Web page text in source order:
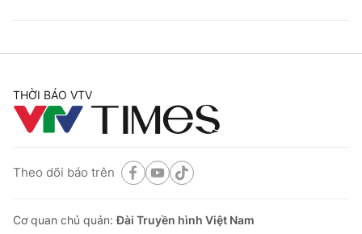
THỜI BÁO VTV
Theo dõi báo trên
Cơ quan chủ quản:Đài Truyền hình Việt Nam